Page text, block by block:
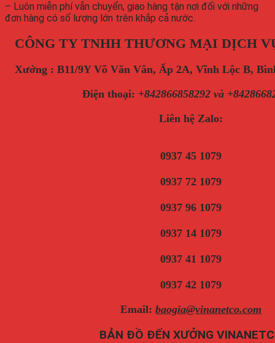
– Luôn miễn phí vẫn chuyển, giao hàng tận nơi đối với những
đơn hàng có số lượng lớn trên khắp cả nước.
CÔNG TY TNHH THƯƠNG MẠI DỊCH
Xưởng : B11/9Y Võ Văn Vân, Ấp 2A, Vĩnh Lộc B,
Điện thoại: +842866858292 và
Liên hệ Zalo:
0937 45 1079
0937 72 1079
0937 96 1079
0937 14 1079
0937 41 1079
0937 42 1079
Email: baogia@vinanetco.com
BẢN ĐỒ ĐẾN XƯỞNG